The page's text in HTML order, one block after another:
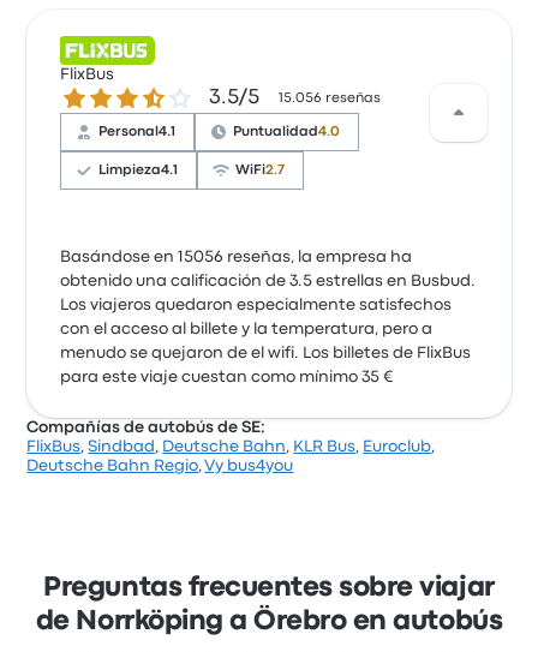
FlixBus
3.5 sobre 5 estrellas
3.5/5 15.056 reseñas
Personal4.1 Puntualidad4.0
Limpieza4.1 WiFi2.7
Basándose en 15056 reseñas, la empresa ha
obtenido una calificación de 3.5 estrellas en Busbud.
Los viajeros quedaron especialmente satisfechos
con el acceso al billete y la temperatura, pero a
menudo se quejaron de el wifi. Los billetes de FlixBus
para este viaje cuestan como mínimo 35 €
Compañías de autobús de SE:
FlixBus,Sindbad , Deutsche Bahn, KLR Bus, Euroclub,
Deutsche Bahn Regio,Vy bus4you
Preguntas frecuentes sobre viajar
de Norrköping a Örebro en autobús